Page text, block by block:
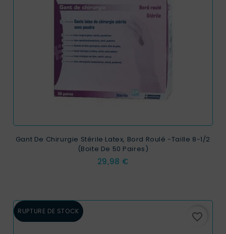
Gant De Chirurgie Stérile Latex, Bord Roulé -taille 8-1/2
(boite De 50 Paires)
Prix
29,98 €
RUPTURE DE STOCK favorite_border